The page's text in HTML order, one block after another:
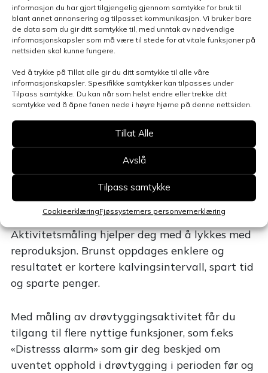
informasjon du har gjort tilgjengelig gjennom samtykke for bruk til
blant annet annonsering og tilpasset kommunikasjon. Vi bruker bare
de data som du gir ditt samtykke til, med unntak av nødvendige
informasjonskapsler som må være til stede for at vitale funksjoner på
nettsiden skal kunne fungere.
Ved å trykke på Tillat alle gir du ditt samtykke til alle våre
informasjonskapsler. Spesifikke samtykker kan tilpasses under
Tilpass samtykke. Du kan når som helst endre eller trekke ditt
samtykke ved å åpne fanen nede i høyre hjørne på denne nettsiden.
Tillat Alle
Avslå
Tilpass samtykke
CookieerklæringFjøssystemers personvernerklæring
avviker fra normalen, blir det tatt nye prøver
ved de etterfølgende 3 melkinger. På denne
måten reduseres driftskostnadene, samtidig
som det sikrer hyppig prøvetaking og sikker
måling ved forhøyet celletall.
Qwes LD Respondere
De intelligente Qwes responderne er
uvurderlige hjelpemiddel for å oppdage brunst
og tidlig tegn på sykdom. De finnes i to
versjoner; Qwes H-LDn med aktivitetsmåling og
HR-LDn som aktivitetsmåling og registrering av
drøvtyggingsaktivitet.
Aktivitetsmåling hjelper deg med å lykkes med
reproduksjon. Brunst oppdages enklere og
resultatet er kortere kalvingsintervall, spart tid
og sparte penger.
Med måling av drøvtyggingsaktivitet får du
tilgang til flere nyttige funksjoner, som f.eks
«Distresss alarm» som gir deg beskjed om
uventet opphold i drøvtygging i perioden før og